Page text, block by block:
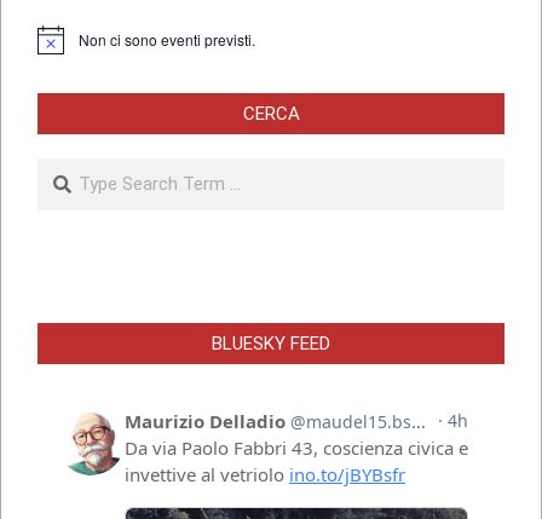
Notice Non ci sono eventi previsti.
CERCA
Search
BLUESKY FEED